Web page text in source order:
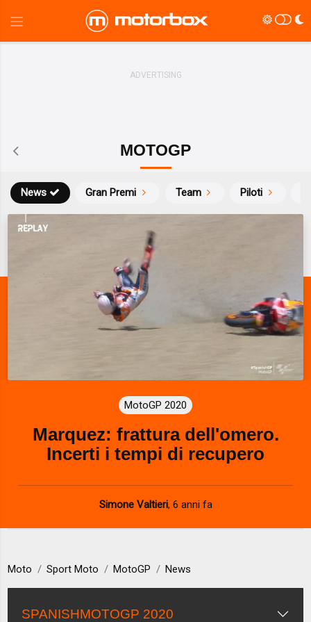
MOTOGP
News Gran Premi Team Piloti
MotoGP 2020
Marquez: frattura dell'omero.
Incerti i tempi di recupero
Simone Valtieri, 6 anni fa
Moto Sport Moto MotoGP News
SPANISHMOTOGP 2020